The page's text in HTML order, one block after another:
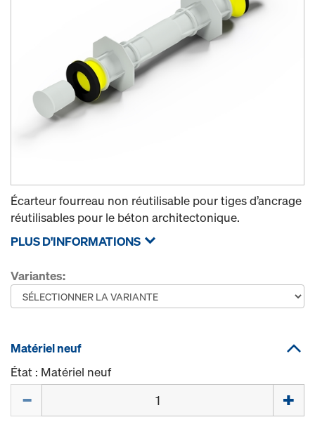
Écarteur fourreau non réutilisable pour tiges d’ancrage
réutilisables pour le béton architectonique.
PLUS D'INFORMATIONS
Variantes:
Matériel neuf
État : Matériel neuf